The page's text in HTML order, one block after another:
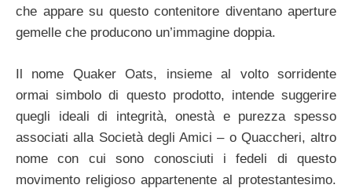
che appare su questo contenitore diventano aperture
gemelle che producono un’immagine doppia.
Il nome Quaker Oats, insieme al volto sorridente
ormai simbolo di questo prodotto, intende suggerire
quegli ideali di integrità, onestà e purezza spesso
associati alla Società degli Amici – o Quaccheri, altro
nome con cui sono conosciuti i fedeli di questo
movimento religioso appartenente al protestantesimo.